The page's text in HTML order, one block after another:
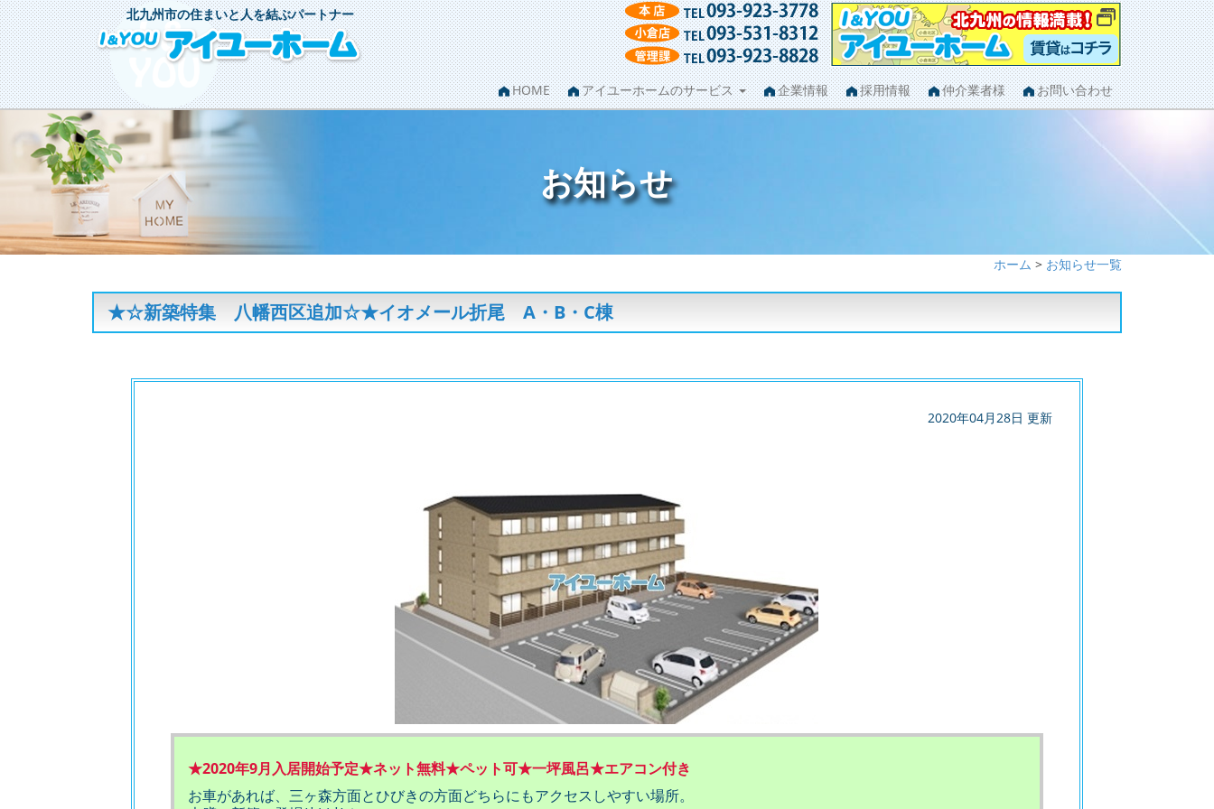
北九州市の住まいと人を結ぶパートナー
HOME アイユーホームのサービス 企業情報 採用情報 仲介業者様 お問い合わせ
お知らせ
ホーム > お知らせ一覧
★☆新築特集 八幡西区追加☆★イオメール折尾 A・B・C棟
2020年04月28日 更新
★2020年9月入居開始予定★ネット無料★ペット可★一坪風呂★エアコン付き
お車があれば、三ヶ森方面とひびきの方面どちらにもアクセスしやすい場所。